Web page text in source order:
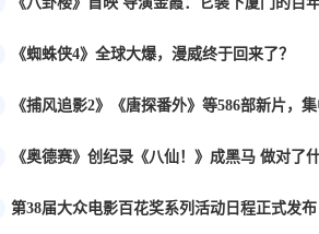
《蜘蛛侠4》全球大爆，漫威终于回来了？
《捕风追影2》《唐探番外》等586部新片，
《奥德赛》创纪录《八仙！》成黑马 做对了
第38届大众电影百花奖系列活动日程正式发布